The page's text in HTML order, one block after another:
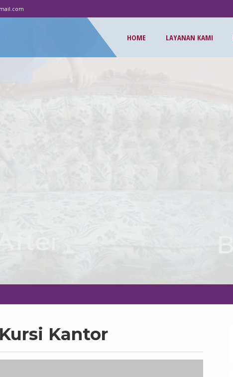
HOME LAYANAN KAMI
Kantor